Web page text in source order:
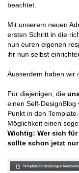
beachtet.
Mit unserem neuen
ersten Schritt in die
nun euren eigenen
ihr nun selbst
Ausserdem haben wir
Für diejenigen, die
einen Self-
Punkt in den
Möglichkeit einen
Wichtig: Wer sich
sollte schon jetzt